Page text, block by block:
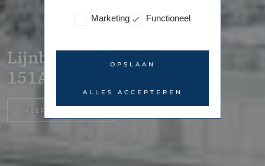
Lijnbaansgracht
151A – Amsterdam
MEER INFORMATIE
Marketing Functioneel
OPSLAAN
ALLES ACCEPTEREN